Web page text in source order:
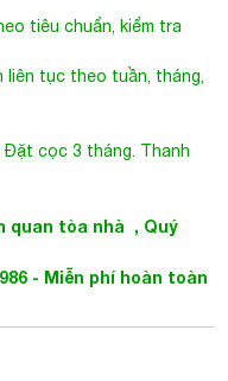
tiêu chuẩn, kiểm tra
tục theo tuần, tháng,
cọc 3 tháng. Thanh
quan tòa nhà , Quý
- Miễn phí hoàn toàn